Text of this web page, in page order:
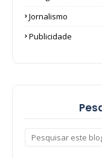
Jornalismo
Publicidade